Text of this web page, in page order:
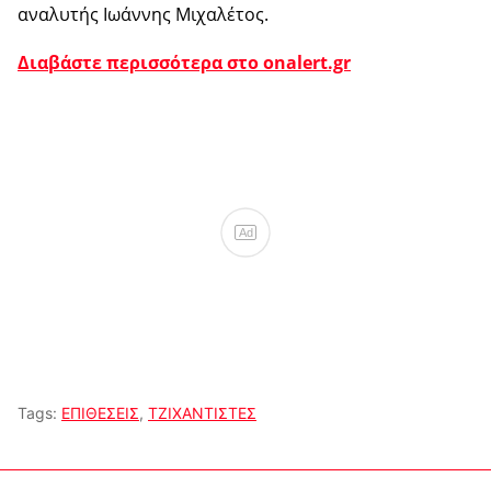
αναλυτής Ιωάννης Μιχαλέτος.
Διαβάστε περισσότερα στο onalert.gr
Ad
Tags: ΕΠΙΘΕΣΕΙΣ, ΤΖΙΧΑΝΤΙΣΤΕΣ